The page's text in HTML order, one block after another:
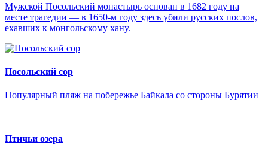
Мужской Посольский монастырь основан в 1682 году на
месте трагедии — в 1650-м году здесь убили русских послов,
ехавших к монгольскому хану.
Посольский сор
Популярный пляж на побережье Байкала со стороны Бурятии
Птичьи озера